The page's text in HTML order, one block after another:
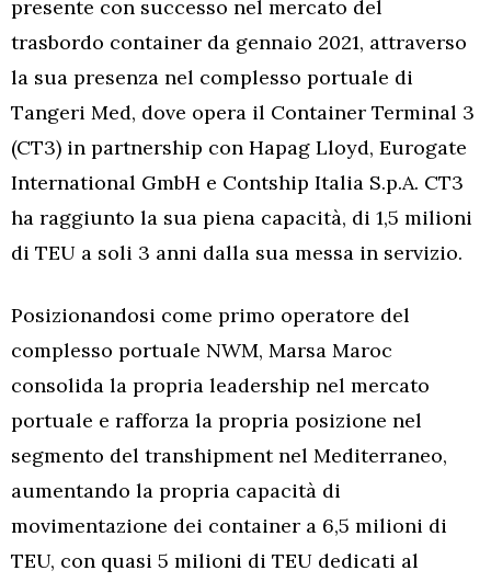
presente con successo nel mercato del
trasbordo container da gennaio 2021, attraverso
la sua presenza nel complesso portuale di
Tangeri Med, dove opera il Container Terminal 3
(CT3) in partnership con Hapag Lloyd, Eurogate
International GmbH e Contship Italia S.p.A. CT3
ha raggiunto la sua piena capacità, di 1,5 milioni
di TEU a soli 3 anni dalla sua messa in servizio.
Posizionandosi come primo operatore del
complesso portuale NWM, Marsa Maroc
consolida la propria leadership nel mercato
portuale e rafforza la propria posizione nel
segmento del transhipment nel Mediterraneo,
aumentando la propria capacità di
movimentazione dei container a 6,5 milioni di
TEU, con quasi 5 milioni di TEU dedicati al